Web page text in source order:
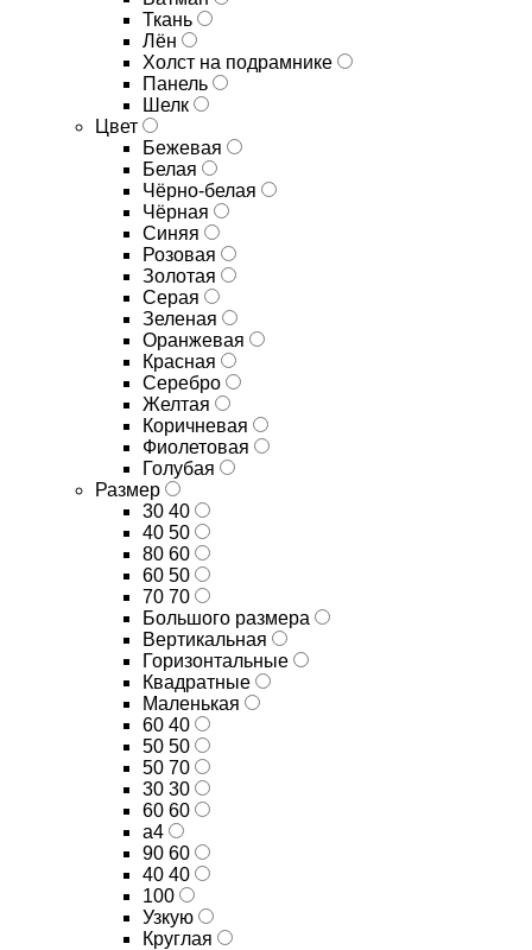
Ткань
Лён
Холст на подрамнике
Панель
Шелк
Цвет
Бежевая
Белая
Чёрно-белая
Чёрная
Синяя
Розовая
Золотая
Серая
Зеленая
Оранжевая
Красная
Серебро
Желтая
Коричневая
Фиолетовая
Голубая
Размер
30 40
40 50
80 60
60 50
70 70
Большого размера
Вертикальная
Горизонтальные
Квадратные
Маленькая
60 40
50 50
50 70
30 30
60 60
а4
90 60
40 40
100
Узкую
Круглая